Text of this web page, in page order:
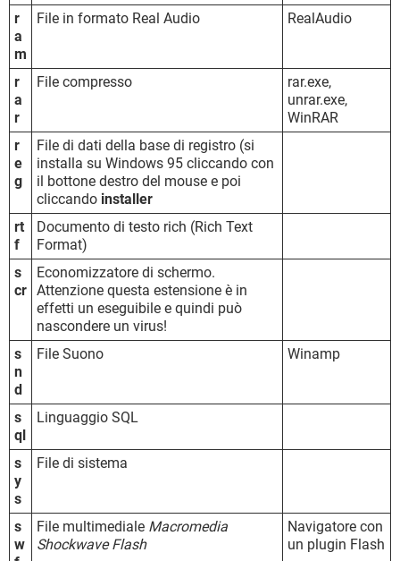
r
a
m
File in formato Real Audio RealAudio
r
a
r
File compresso
rar.exe,
unrar.exe,
WinRAR
r
e
g
File di dati della base di registro (si
installa su Windows 95 cliccando con
il bottone destro del mouse e poi
cliccando installer
rt
f
Documento di testo rich (Rich Text
Format)
s
cr
Economizzatore di schermo.
Attenzione questa estensione è in
effetti un eseguibile e quindi può
nascondere un virus!
s
n
d
File Suono Winamp
s
ql
Linguaggio SQL
s
y
s
File di sistema
s
w
File multimediale Macromedia
Shockwave Flash
Navigatore con
un plugin Flash